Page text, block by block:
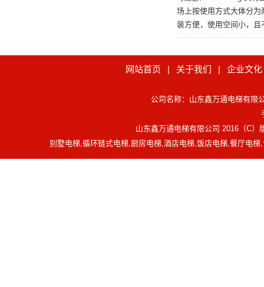
场上按使用方式大体分
装方便，使用空间小，且
网站首页 | 关于我们 | 企业文化
公司名称：山东鑫万通电梯有
山东鑫万通电梯有限公司 2016（C
别墅电梯,循环链式电梯,厨房电梯,酒店电梯,饭店电梯,餐厅电